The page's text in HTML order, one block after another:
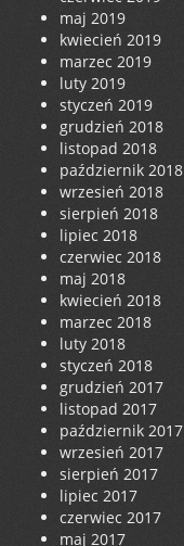
maj 2019
kwiecień 2019
marzec 2019
luty 2019
styczeń 2019
grudzień 2018
listopad 2018
październik 2018
wrzesień 2018
sierpień 2018
lipiec 2018
czerwiec 2018
maj 2018
kwiecień 2018
marzec 2018
luty 2018
styczeń 2018
grudzień 2017
listopad 2017
październik 2017
wrzesień 2017
sierpień 2017
lipiec 2017
czerwiec 2017
maj 2017